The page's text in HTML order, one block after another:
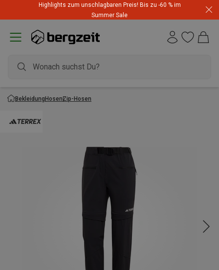
Highlights zum unschlagbaren Preis! Bis zu -60 % im
Summer Sale
BekleidungHosenZip-Hosen